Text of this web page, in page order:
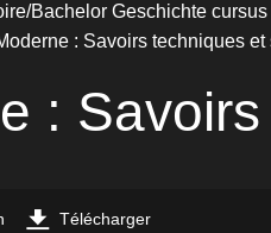
Bachelor Geschichte
: Savoirs techniques et
:
Télécharger